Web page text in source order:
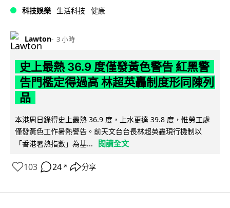
科技娛樂 生活科技 健康
Lawton 3 小時
史上最熱 36.9 度僅發黃色警告 紅黑警
告門檻定得過高 林超英轟制度形同陳列
品
本港周日錄得史上最熱 36.9 度，上水更達 39.8 度，惟勞工處
僅發黃色工作暑熱警告。前天文台台長林超英轟現行機制以
「香港暑熱指數」為基...
閱讀全文
103 24 ↗ 分享